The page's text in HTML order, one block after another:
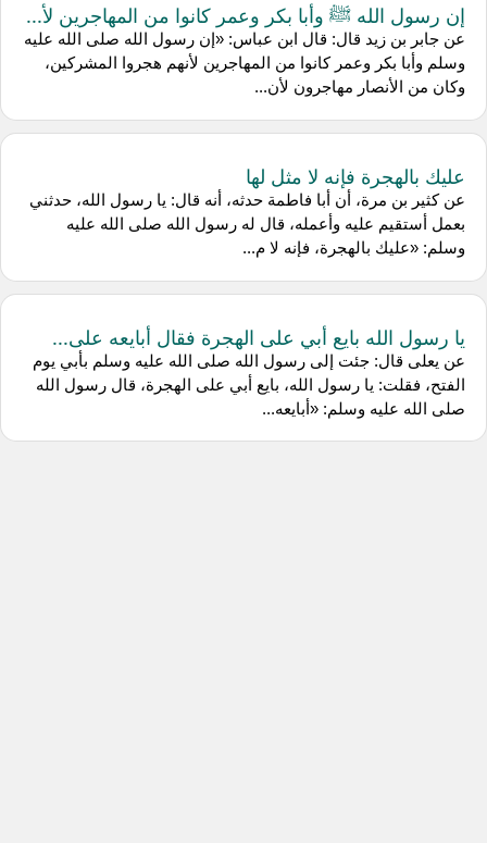
إن رسول الله ﷺ وأبا بكر وعمر كانوا من المهاجرين لأ...
عن جابر بن زيد قال: قال ابن عباس: «إن رسول الله صلى الله عليه
وسلم وأبا بكر وعمر كانوا من المهاجرين لأنهم هجروا المشركين،
وكان من الأنصار مهاجرون لأن...
عليك بالهجرة فإنه لا مثل لها
عن كثير بن مرة، أن أبا فاطمة حدثه، أنه قال: يا رسول الله، حدثني
بعمل أستقيم عليه وأعمله، قال له رسول الله صلى الله عليه
وسلم: «عليك بالهجرة، فإنه لا م...
يا رسول الله بايع أبي على الهجرة فقال أبايعه على...
عن يعلى قال: جئت إلى رسول الله صلى الله عليه وسلم بأبي يوم
الفتح، فقلت: يا رسول الله، بايع أبي على الهجرة، قال رسول الله
صلى الله عليه وسلم: «أبايعه...